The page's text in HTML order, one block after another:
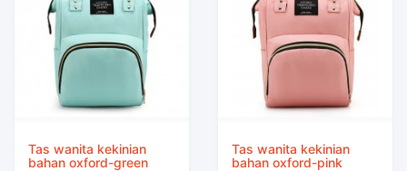
Tas wanita kekinian
bahan oxford-green
Tas wanita kekinian
bahan oxford-pink